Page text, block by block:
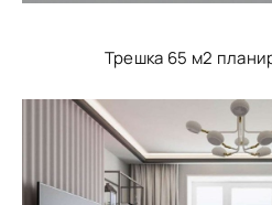
Трешка 65 м2